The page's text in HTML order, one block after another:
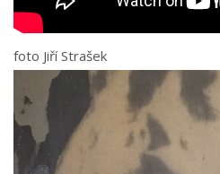
foto Jiří Strašek